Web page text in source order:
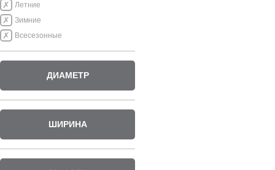
Летние
Зимние
Всесезонные
ДИАМЕТР
ШИРИНА